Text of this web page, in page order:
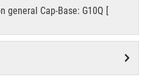
Cap-Base: G10Q [